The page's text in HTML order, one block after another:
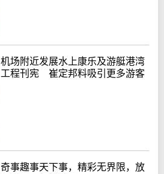
机场附近发展水上康乐及游艇港湾
工程刊宪 崔定邦料吸引更多游客
奇事趣事天下事，精彩无界限，放